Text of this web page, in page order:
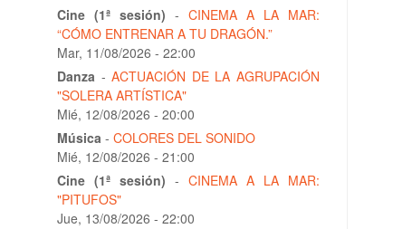
Cine (1ª sesión) - CINEMA A LA MAR:
“CÓMO ENTRENAR A TU DRAGÓN.”
Mar, 11/08/2026 - 22:00
Danza -ACTUACIÓN DE LA AGRUPACIÓN
"SOLERA ARTÍSTICA"
Mié, 12/08/2026 - 20:00
Música - COLORES DEL SONIDO
Mié, 12/08/2026 - 21:00
Cine (1ª sesión) - CINEMA A LA MAR:
"PITUFOS"
Jue, 13/08/2026 - 22:00